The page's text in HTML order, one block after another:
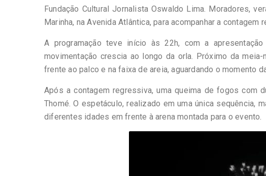
Fundação Cultural Jornalista Oswaldo Lima. Moradores,
Marinha, na Avenida Atlântica, para acompanhar a
A programação teve início às 22h, com a
movimentação crescia ao longo da orla. Próximo da
frente ao palco e na faixa de areia, aguardando o momento
Após a contagem regressiva, uma queima de fogos com
Thomé. O espetáculo, realizado em uma única sequência,
diferentes idades em frente à arena montada para o evento.